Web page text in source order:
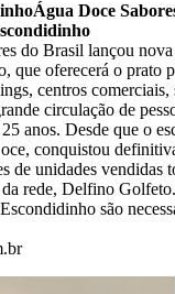
Água Doce
do Brasil lançou
que oferecerá o prato
centros comerciais,
circulação de
anos. Desde que o
conquistou
de unidades vendidas
rede, Delfino
são